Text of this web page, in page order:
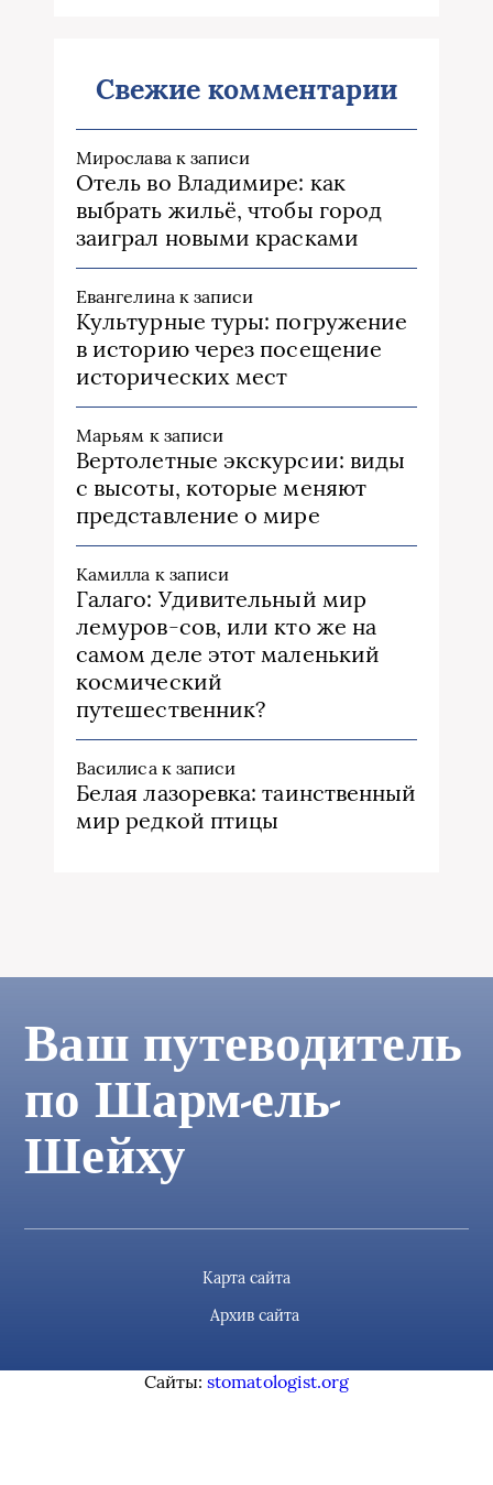
Свежие комментарии
Мирослава к записи
Отель во Владимире: как
выбрать жильё, чтобы город
заиграл новыми красками
Евангелина к записи
Культурные туры: погружение
в историю через посещение
исторических мест
Марьям к записи
Вертолетные экскурсии: виды
с высоты, которые меняют
представление о мире
Камилла к записи
Галаго: Удивительный мир
лемуров-сов, или кто же на
самом деле этот маленький
космический
путешественник?
Василиса к записи
Белая лазоревка: таинственный
мир редкой птицы
Ваш путеводитель
по Шарм-ель-
Шейху
Карта сайта
Архив сайта
Сайты:stomatologist.org